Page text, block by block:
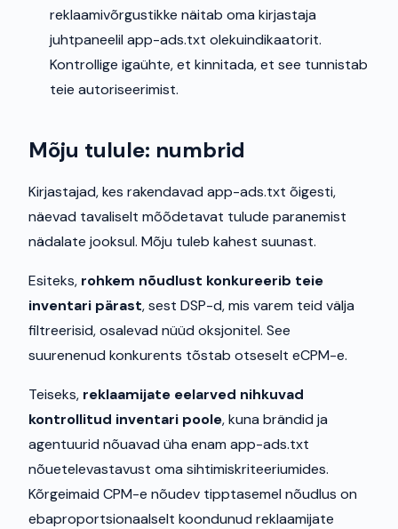
reklaamivõrgustikke näitab oma kirjastaja
juhtpaneelil app-ads.txt olekuindikaatorit.
Kontrollige igaühte, et kinnitada, et see tunnistab
teie autoriseerimist.
Mõju tulule: numbrid
Kirjastajad, kes rakendavad app-ads.txt õigesti,
näevad tavaliselt mõõdetavat tulude paranemist
nädalate jooksul. Mõju tuleb kahest suunast.
Esiteks, rohkem nõudlust konkureerib teie
inventari pärast, sest DSP-d, mis varem teid välja
filtreerisid, osalevad nüüd oksjonitel. See
suurenenud konkurents tõstab otseselt eCPM-e.
Teiseks, reklaamijate eelarved nihkuvad
kontrollitud inventari poole, kuna brändid ja
agentuurid nõuavad üha enam app-ads.txt
nõuetelevastavust oma sihtimiskriteeriumides.
Kõrgeimaid CPM-e nõudev tipptasemel nõudlus on
ebaproportsionaalselt koondunud reklaamijate